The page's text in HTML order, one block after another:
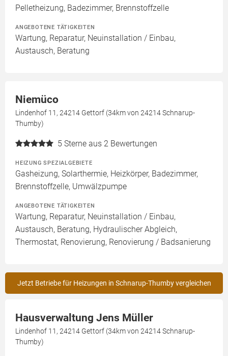
Pelletheizung, Badezimmer, Brennstoffzelle
ANGEBOTENE TÄTIGKEITEN
Wartung, Reparatur, Neuinstallation / Einbau,
Austausch, Beratung
Niemüco
Lindenhof 11, 24214 Gettorf (34km von 24214 Schnarup-
Thumby)
5 Sterne aus 2 Bewertungen
HEIZUNG SPEZIALGEBIETE
Gasheizung, Solarthermie, Heizkörper, Badezimmer,
Brennstoffzelle, Umwälzpumpe
ANGEBOTENE TÄTIGKEITEN
Wartung, Reparatur, Neuinstallation / Einbau,
Austausch, Beratung, Hydraulischer Abgleich,
Thermostat, Renovierung, Renovierung / Badsanierung
Jetzt Betriebe für Heizungen in Schnarup-Thumby vergleichen
Hausverwaltung Jens Müller
Lindenhof 11, 24214 Gettorf (34km von 24214 Schnarup-
Thumby)